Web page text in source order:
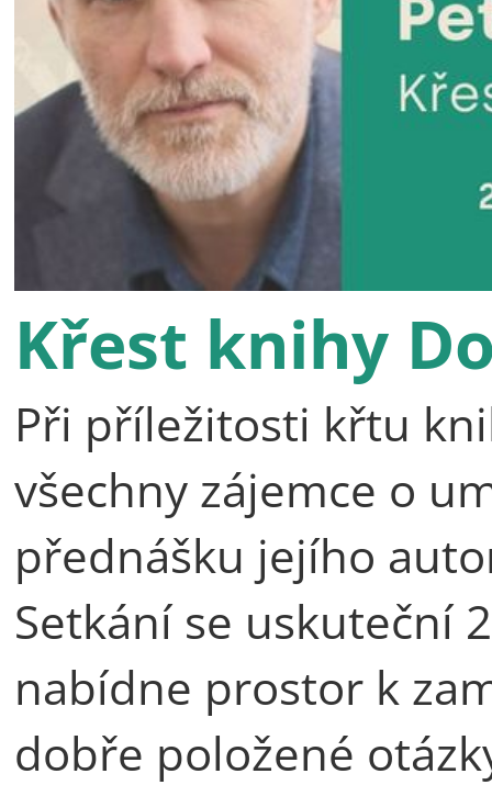
Křest knihy
Při příležitosti křtu
všechny zájemce o
přednášku jejího
Setkání se uskuteční
nabídne prostor k
dobře položené